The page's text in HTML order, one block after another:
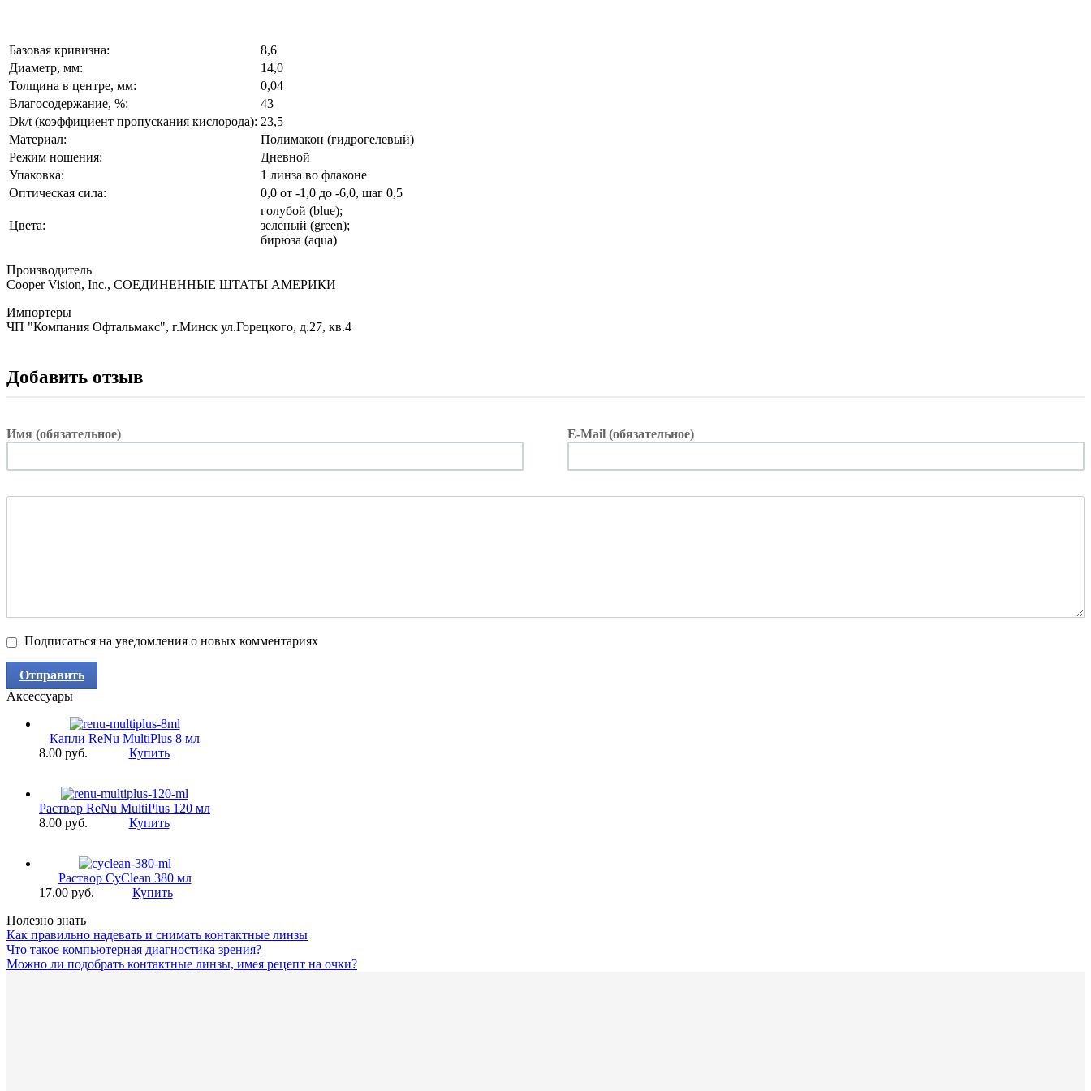
Базовая кривизна:
8,6
Диаметр, мм:
14,0
Толщина в центре, мм:
0,04
Влагосодержание, %:
43
Dk/t (коэффициент пропускания кислорода): 23,5
Материал:
Полимакон (гидрогелевый)
Режим ношения:
Дневной
Упаковка:
1 линза во флаконе
Оптическая сила:
0,0 от -1,0 до -6,0, шаг 0,5
Цвета:
голубой (blue);
зеленый (green);
бирюза (aqua)
Производитель
Cooper Vision, Inc., СОЕДИНЕННЫЕ ШТАТЫ АМЕРИКИ
Импортеры
ЧП "Компания Офтальмакс", г.Минск ул.Горецкого, д.27, кв.4
Добавить отзыв
Имя (обязательное) E-Mail (обязательное)
Подписаться на уведомления о новых комментариях
Отправить
Аксессуары
Капли ReNu MultiPlus 8 мл
8.00 pуб.
Купить
Раствор ReNu MultiPlus 120 мл
8.00 pуб.
Купить
Раствор CyClean 380 мл
17.00 pуб.
Купить
Полезно знать
Как правильно надевать и снимать контактные линзы
Что такое компьютерная диагностика зрения?
Можно ли подобрать контактные линзы, имея рецепт на очки?